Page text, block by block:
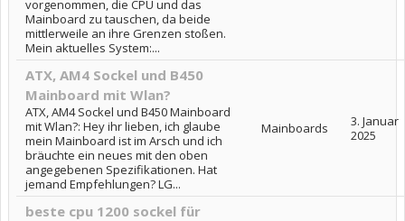
vorgenommen, die CPU und das
Mainboard zu tauschen, da beide
mittlerweile an ihre Grenzen stoßen.
Mein aktuelles System:...
ATX, AM4 Sockel und B450
Mainboard mit Wlan?
ATX, AM4 Sockel und B450 Mainboard
mit Wlan?: Hey ihr lieben, ich glaube
mein Mainboard ist im Arsch und ich
bräuchte ein neues mit den oben
angegebenen Spezifikationen. Hat
jemand Empfehlungen? LG...
Mainboards
3. Januar
2025
beste cpu 1200 sockel für